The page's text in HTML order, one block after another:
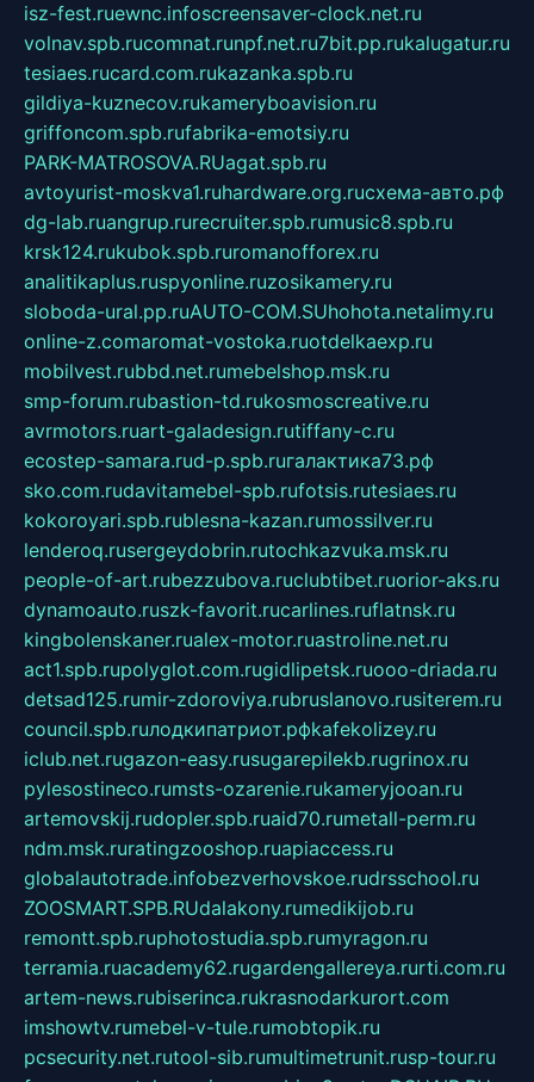
isz-fest.ruewnc.infoscreensaver-clock.net.ru
volnav.spb.rucomnat.runpf.net.ru7bit.pp.rukalugatur.ru
tesiaes.rucard.com.rukazanka.spb.ru
gildiya-kuznecov.rukameryboavision.ru
griffoncom.spb.rufabrika-emotsiy.ru
PARK-MATROSOVA.RUagat.spb.ru
avtoyurist-moskva1.ruhardware.org.ruсхема-авто.рф
dg-lab.ruangrup.rurecruiter.spb.rumusic8.spb.ru
krsk124.rukubok.spb.ruromanofforex.ru
analitikaplus.ruspyonline.ruzosikamery.ru
sloboda-ural.pp.ruAUTO-COM.SUhohota.netalimy.ru
online-z.comaromat-vostoka.ruotdelkaexp.ru
mobilvest.rubbd.net.rumebelshop.msk.ru
smp-forum.rubastion-td.rukosmoscreative.ru
avrmotors.ruart-galadesign.rutiffany-c.ru
ecostep-samara.rud-p.spb.ruгалактика73.рф
sko.com.rudavitamebel-spb.rufotsis.rutesiaes.ru
kokoroyari.spb.rublesna-kazan.rumossilver.ru
lenderoq.rusergeydobrin.rutochkazvuka.msk.ru
people-of-art.rubezzubova.ruclubtibet.ruorior-aks.ru
dynamoauto.ruszk-favorit.rucarlines.ruflatnsk.ru
kingbolenskaner.rualex-motor.ruastroline.net.ru
act1.spb.rupolyglot.com.rugidlipetsk.ruooo-driada.ru
detsad125.rumir-zdoroviya.rubruslanovo.rusiterem.ru
council.spb.ruлодкипатриот.рфkafekolizey.ru
iclub.net.rugazon-easy.rusugarepilekb.rugrinox.ru
pylesostineco.rumsts-ozarenie.rukameryjooan.ru
artemovskij.rudopler.spb.ruaid70.rumetall-perm.ru
ndm.msk.ruratingzooshop.ruapiaccess.ru
globalautotrade.infobezverhovskoe.rudrsschool.ru
ZOOSMART.SPB.RUdalakony.rumedikijob.ru
remontt.spb.ruphotostudia.spb.rumyragon.ru
terramia.ruacademy62.rugardengallereya.rurti.com.ru
artem-news.rubiserinca.rukrasnodarkurort.com
imshowtv.rumebel-v-tule.rumobtopik.ru
pcsecurity.net.rutool-sib.rumultimetrunit.rusp-tour.ru